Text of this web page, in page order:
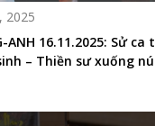
2025
ANH 16.11.2025: Sử
– Thiền sư xuống